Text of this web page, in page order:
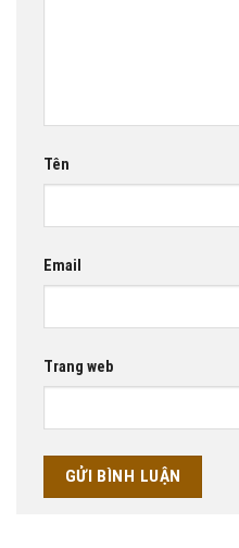
Tên
Email
Trang web